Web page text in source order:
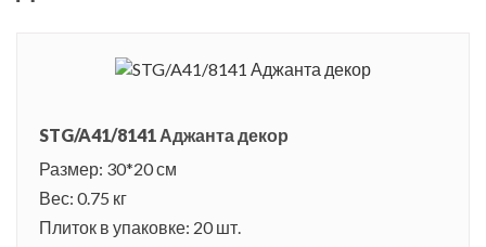
STG/A41/8141 Аджанта декор
Размер: 30*20 см
Вес: 0.75 кг
Плиток в упаковке: 20 шт.